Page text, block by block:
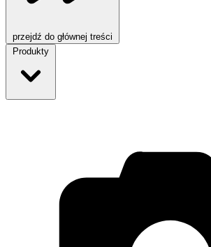
przejdź do głównej treści
Produkty